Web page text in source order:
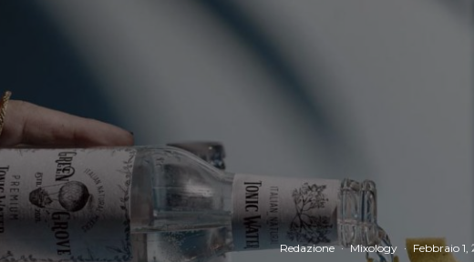
Redazione · Mixology · Febbraio 1,